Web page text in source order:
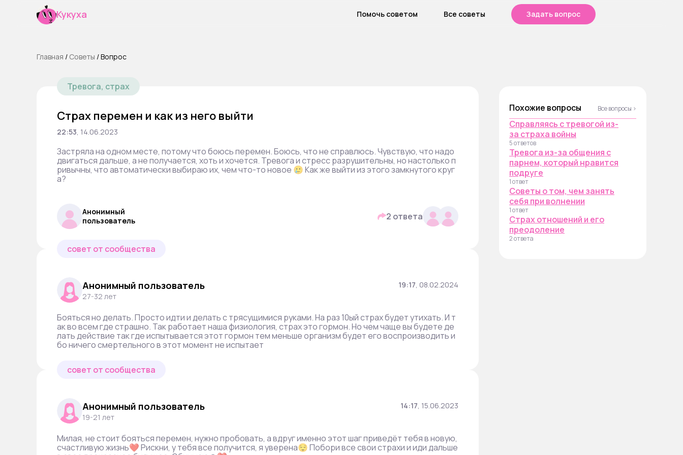
Кукуха Помочь советом Все советы Задать вопрос
Главная / Cоветы /Вопрос
Тревога, страх
Страх перемен и как из него выйти
22:53, 14.06.2023
Застряла на одном месте, потому что боюсь перемен. Боюсь, что не справлюсь. Чувствую, что надо
двигаться дальше, а не получается, хоть и хочется. Тревога и стресс разрушительны, но настолько п
ривычны, что автоматически выбираю их, чем что-то новое 🥲 Как же выйти из этого замкнутого круг
а?
Анонимный
пользователь
2 ответа
совет от сообщества
Анонимный пользователь
27-32 лет
19:17, 08.02.2024
Бояться но делать. Просто идти и делать с трясущимися руками. На раз 10ый страх будет утихать. И т
ак во всем где страшно. Так работает наша физиология, страх это гормон. Но чем чаще вы будете де
лать действие так где испытывается этот гормон тем меньше организм будет его воспроизводить и
бо ничего смертельного в этот момент не испытает
совет от сообщества
Анонимный пользователь
19-21 лет
14:17, 15.06.2023
Милая, не стоит бояться перемен, нужно пробовать, а вдруг именно этот шаг приведёт тебя в новую,
счастливую жизнь❤️ Рискни, у тебя все получится, я уверена😌 Побори все свои страхи и иди дальше
Похожие вопросы Все вопросы ›
Справляясь с тревогой из-
за страха войны
5 ответов
Тревога из-за общения с
парнем, который нравится
подруге
1 ответ
Советы о том, чем занять
себя при волнении
1 ответ
Страх отношений и его
преодоление
2 ответа